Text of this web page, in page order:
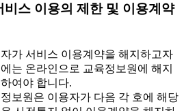
비스 이용의 제한 및 이용계약
가 서비스 이용계약을 해지하고자
는 온라인으로 교육정보원에 해지
여야 합니다.
보원은 이용자가 다음 각 호에 해당